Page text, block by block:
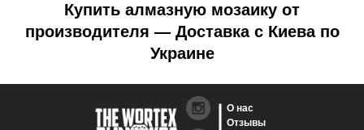
Купить алмазную мозаику от
производителя — Доставка с Киева по
Украине
О нас
Отзывы